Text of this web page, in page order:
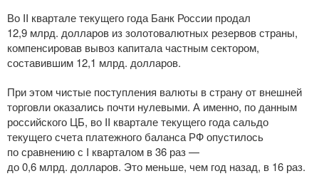
Во II квартале текущего года Банк России продал
12,9 млрд. долларов из золотовалютных резервов страны,
компенсировав вывоз капитала частным сектором,
составившим 12,1 млрд. долларов.
При этом чистые поступления валюты в страну от внешней
торговли оказались почти нулевыми. А именно, по данным
российского ЦБ, во II квартале текущего года сальдо
текущего счета платежного баланса РФ опустилось
по сравнению с I кварталом в 36 раз —
до 0,6 млрд. долларов. Это меньше, чем год назад, в 16 раз.